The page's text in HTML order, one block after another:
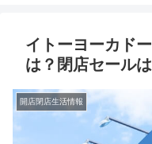
イトーヨーカド
は？閉店セール
開店閉店生活情報